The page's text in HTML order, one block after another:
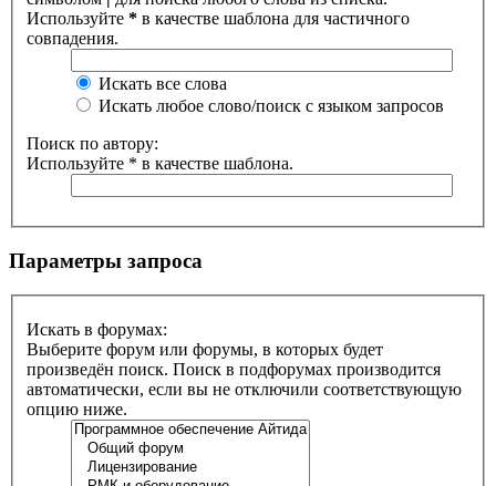
Используйте * в качестве шаблона для частичного
совпадения.
Искать все слова
Искать любое слово/поиск с языком запросов
Поиск по автору:
Используйте * в качестве шаблона.
Параметры запроса
Искать в форумах:
Выберите форум или форумы, в которых будет
произведён поиск. Поиск в подфорумах производится
автоматически, если вы не отключили соответствующую
опцию ниже.